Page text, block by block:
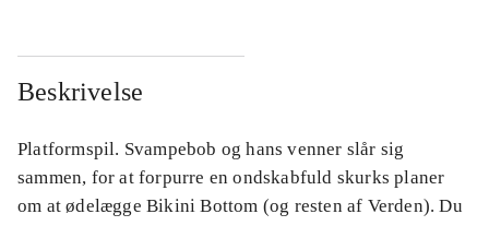
Beskrivelse
Platformspil. Svampebob og hans venner slår sig
sammen, for at forpurre en ondskabfuld skurks planer
om at ødelægge Bikini Bottom (og resten af Verden). Du